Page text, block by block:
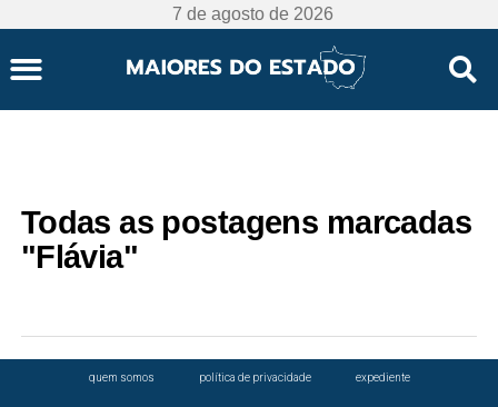
7 de agosto de 2026
Todas as postagens marcadas
"Flávia"
quem somos política de privacidade expediente